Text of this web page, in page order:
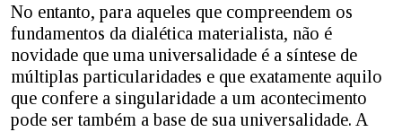
No entanto, para aqueles que compreendem os
fundamentos da dialética materialista, não é
novidade que uma universalidade é a síntese de
múltiplas particularidades e que exatamente aquilo
que confere a singularidade a um acontecimento
pode ser também a base de sua universalidade. A